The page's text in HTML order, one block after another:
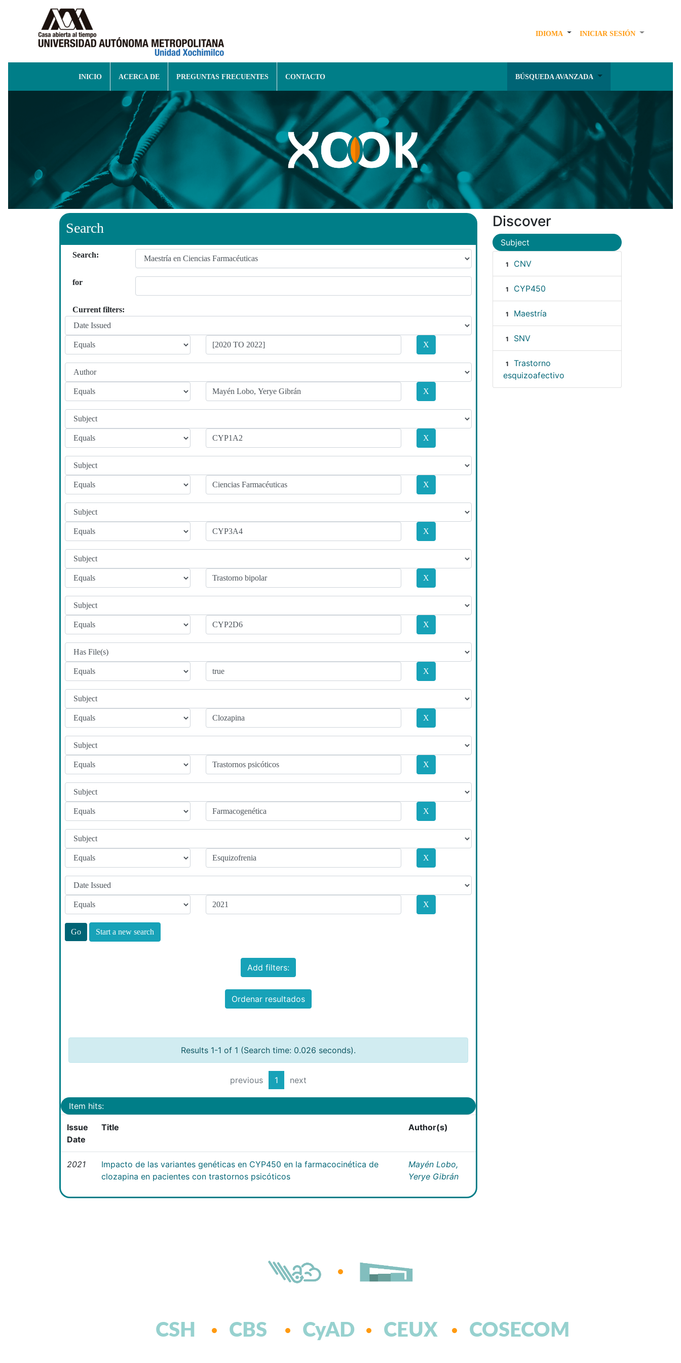
IDIOMA INICIAR SESIÓN
INICIO ACERCA DE PREGUNTAS FRECUENTES CONTACTO BÚSQUEDA AVANZADA
Search
Search:
for
Current filters:
Start a new search
Add filters:
Ordenar resultados
Results 1-1 of 1 (Search time: 0.026 seconds).
previous 1 next
Item hits:
Issue
Date
Title Author(s)
2021
Impacto de las variantes genéticas en CYP450 en la farmacocinética de
clozapina en pacientes con trastornos psicóticos
Mayén Lobo,
Yerye Gibrán
Discover
Subject
1 CNV
1 CYP450
1 Maestría
1 SNV
1
Trastorno
esquizoafectivo
CSH CBS CyAD CEUX COSECOM